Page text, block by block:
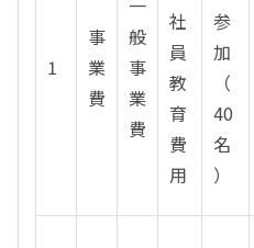
1
事
業
費
一
般
事
業
費
社
員
教
育
費
用
参
加
（
40
名
）